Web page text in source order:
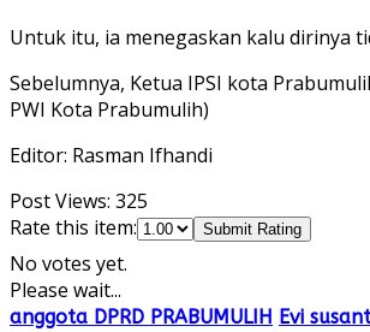
Untuk itu, ia menegaskan kalu dirinya
Sebelumnya, Ketua IPSI kota
PWI Kota Prabumulih)
Editor: Rasman Ifhandi
Post Views: 325
Rate this item:
Submit Rating
No votes yet.
Please wait...
anggota DPRD PRABUMULIH Evi